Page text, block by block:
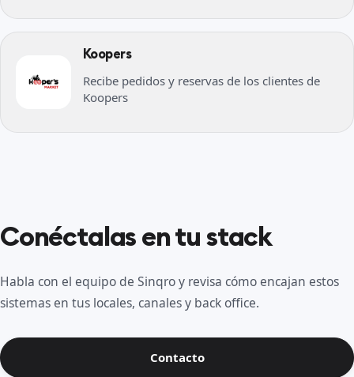
Koopers
Recibe pedidos y reservas de los clientes de
Koopers
Conéctalas en tu stack
Habla con el equipo de Sinqro y revisa cómo encajan estos
sistemas en tus locales, canales y back office.
Contacto